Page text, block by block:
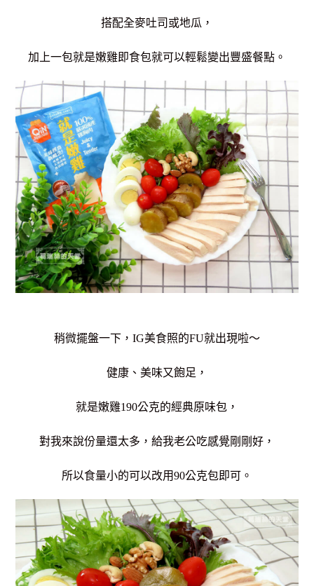
搭配全麥吐司或地瓜，
加上一包就是嫩雞即食包就可以輕鬆變出豐盛餐點。
稍微擺盤一下， IG美食照的FU就出現啦～
健康、美味又飽足，
就是嫩雞190公克的經典原味包，
對我來說份量還太多，給我老公吃感覺剛剛好，
所以食量小的可以改用90公克包即可。